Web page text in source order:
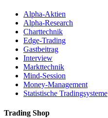
Alpha-Aktien
Alpha-Research
Charttechnik
Edge-Trading
Gastbeitrag
Interview
Markttechnik
Mind-Session
Money-Management
Statistische Tradingsysteme
Trading Shop